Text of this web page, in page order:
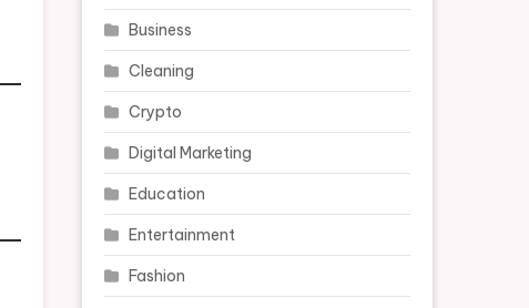
Business
Cleaning
Crypto
Digital Marketing
Education
Entertainment
Fashion